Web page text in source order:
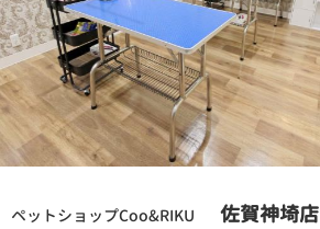
ペットショップCoo&RIKU 佐賀神埼店